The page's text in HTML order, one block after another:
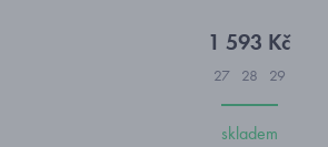
1 593 Kč
27 28 29
skladem